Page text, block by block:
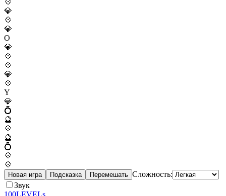
💠
💎
💠
💎
O
💎
💠
💠
💎
💠
Y
💎
💍
🔮
💠
🔮
💍
💠
💠
Новая игра Подсказка Перемешать Сложность:
Звук
100LEVELs